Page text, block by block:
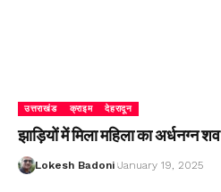
उत्तराखंड क्राइम देहरादून
झाड़ियों में मिला महिला का अर्धनग्न शव
Lokesh Badoni January 19, 2025